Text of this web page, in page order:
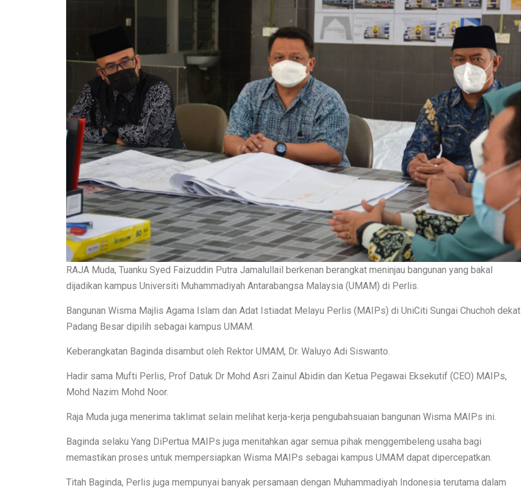
RAJA Muda, Tuanku Syed Faizuddin Putra Jamalullail berkenan berangkat meninjau bangunan yang bakal
dijadikan kampus Universiti Muhammadiyah Antarabangsa Malaysia (UMAM) di Perlis.
Bangunan Wisma Majlis Agama Islam dan Adat Istiadat Melayu Perlis (MAIPs) di UniCiti Sungai Chuchoh dekat
Padang Besar dipilih sebagai kampus UMAM.
Keberangkatan Baginda disambut oleh Rektor UMAM, Dr. Waluyo Adi Siswanto.
Hadir sama Mufti Perlis, Prof Datuk Dr Mohd Asri Zainul Abidin dan Ketua Pegawai Eksekutif (CEO) MAIPs,
Mohd Nazim Mohd Noor.
Raja Muda juga menerima taklimat selain melihat kerja-kerja pengubahsuaian bangunan Wisma MAIPs ini.
Baginda selaku Yang DiPertua MAIPs juga menitahkan agar semua pihak menggembeleng usaha bagi
memastikan proses untuk mempersiapkan Wisma MAIPs sebagai kampus UMAM dapat dipercepatkan.
Titah Baginda, Perlis juga mempunyai banyak persamaan dengan Muhammadiyah Indonesia terutama dalam